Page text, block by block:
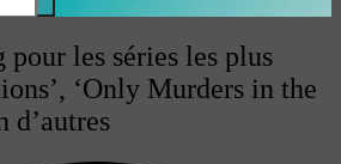
pour les séries les plus
‘Only Murders in the
d’autres